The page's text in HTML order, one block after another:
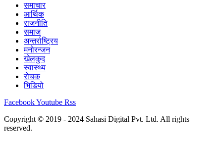
समाचार
आर्थिक
राजनीति
समाज
अन्तर्राष्ट्रिय
मनोरन्जन
खेलकुद
स्वास्थ्य
रोचक
भिडियो
FacebookYoutube Rss
Copyright © 2019 - 2024 Sahasi Digital Pvt. Ltd. All rights
reserved.